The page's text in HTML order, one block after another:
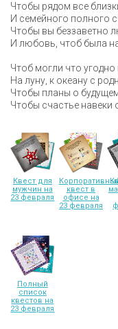
Чтобы рядом все
И семейного полного
Чтобы вы беззаветно
И любовь, чтоб была
Чтоб могли что угодно
На луну, к океану с
Чтобы планы о
Чтобы счастье навеки
Квест для
мужчин на
23 февраля
квест в
офисе на
23 февраля
Полный
список
квестов на
23 февраля